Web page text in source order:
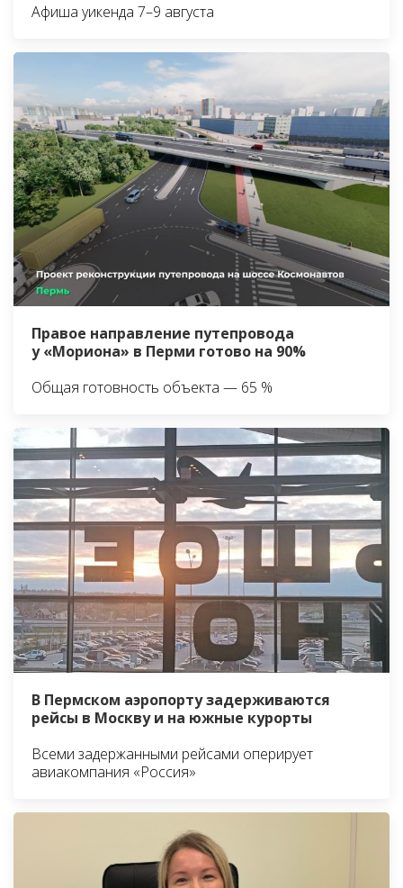
Афиша уикенда 7–9 августа
Правое направление путепровода
у «Мориона» в Перми готово на 90%
Общая готовность объекта — 65 %
В Пермском аэропорту задерживаются
рейсы в Москву и на южные курорты
Всеми задержанными рейсами оперирует
авиакомпания «Россия»